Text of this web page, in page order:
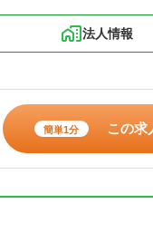
法人情報
簡単1分 この求